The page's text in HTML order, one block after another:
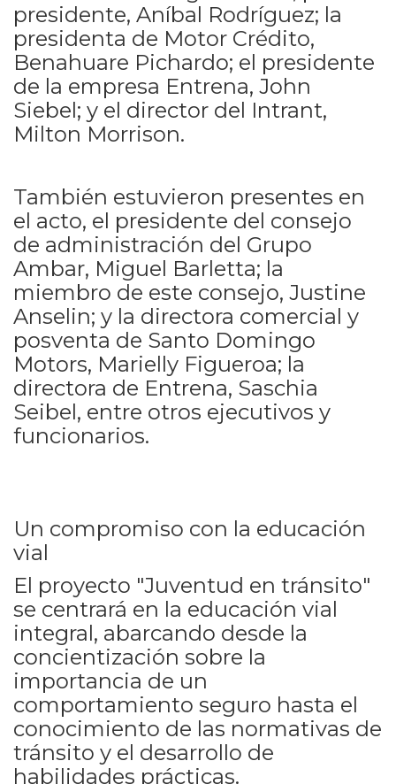
presidente, Aníbal Rodríguez; la
presidenta de Motor Crédito,
Benahuare Pichardo; el presidente
de la empresa Entrena, John
Siebel; y el director del Intrant,
Milton Morrison.
También estuvieron presentes en
el acto, el presidente del consejo
de administración del Grupo
Ambar, Miguel Barletta; la
miembro de este consejo, Justine
Anselin; y la directora comercial y
posventa de Santo Domingo
Motors, Marielly Figueroa; la
directora de Entrena, Saschia
Seibel, entre otros ejecutivos y
funcionarios.
Un compromiso con la educación
vial
El proyecto "Juventud en tránsito"
se centrará en la educación vial
integral, abarcando desde la
concientización sobre la
importancia de un
comportamiento seguro hasta el
conocimiento de las normativas de
tránsito y el desarrollo de
habilidades prácticas.